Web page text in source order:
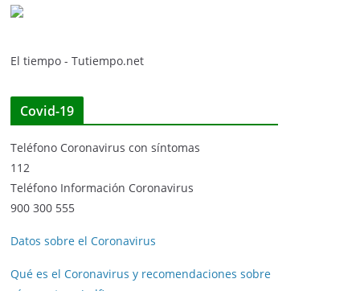
El tiempo - Tutiempo.net
Covid-19
Teléfono Coronavirus con síntomas
112
Teléfono Información Coronavirus
900 300 555
Datos sobre el Coronavirus
Qué es el Coronavirus y recomendaciones sobre